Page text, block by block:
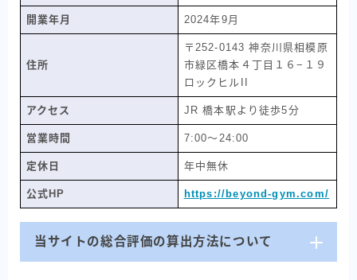
開業年月 2024年9月
住所
〒252-0143 神奈川県相模原
市緑区橋本４丁目１６−１９
ロックヒルII
アクセス JR 橋本駅より徒歩5分
営業時間 7:00〜24:00
定休日 年中無休
公式HP https://beyond-gym.com/
当サイトの総合評価の算出方法について